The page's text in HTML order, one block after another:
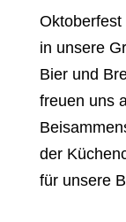
Oktoberfest
in unsere
Bier und
freuen uns
der
für unsere